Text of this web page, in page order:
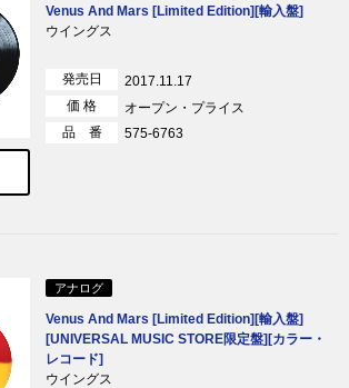
Venus And Mars [Limited Edition][輸入盤]
ウイングス
発売日
2017.11.17
価 格
オープン・プライス
品 番
575-6763
アナログ
Venus And Mars [Limited Edition][輸入盤]
[UNIVERSAL MUSIC STORE限定盤][カラー・
レコード]
ウイングス